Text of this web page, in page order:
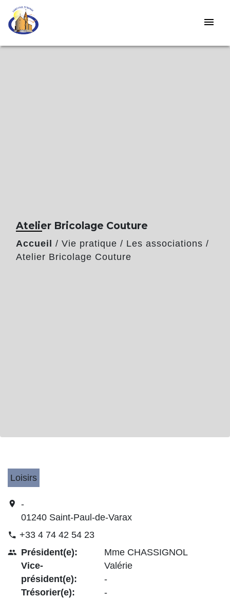
menu
Atelier Bricolage Couture
Accueil / Vie pratique / Les associations /
Atelier Bricolage Couture
Loisirs
location_on
-
01240 Saint-Paul-de-Varax
phone +33 4 74 42 54 23
people Président(e):
Vice-
président(e):
Trésorier(e):
Mme CHASSIGNOL
Valérie
-
-